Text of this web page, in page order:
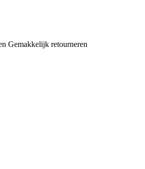
Gemakkelijk retourneren